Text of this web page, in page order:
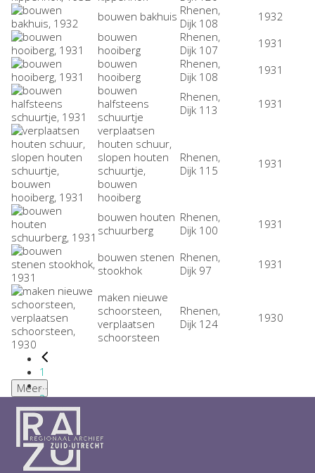
bouwen bakhuis Rhenen,
Dijk 108
1932
bouwen
hooiberg
Rhenen,
Dijk 107
1931
bouwen
hooiberg
Rhenen,
Dijk 108
1931
bouwen
halfsteens
schuurtje
Rhenen,
Dijk 113
1931
verplaatsen
houten schuur,
slopen houten
schuurtje,
bouwen
hooiberg
Rhenen,
Dijk 115
1931
bouwen houten
schuurberg
Rhenen,
Dijk 100
1931
bouwen stenen
stookhok
Rhenen,
Dijk 97
1931
maken nieuwe
schoorsteen,
verplaatsen
schoorsteen
Rhenen,
Dijk 124
1930
1
...
2
3
4
5
6
...
Meer